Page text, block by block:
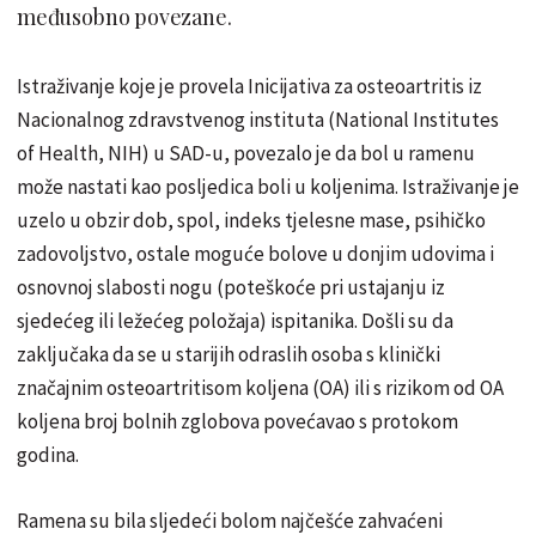
međusobno povezane.
Istraživanje koje je provela Inicijativa za osteoartritis iz
Nacionalnog zdravstvenog instituta (National Institutes
of Health, NIH) u SAD-u, povezalo je da bol u ramenu
može nastati kao posljedica boli u koljenima. Istraživanje je
uzelo u obzir dob, spol, indeks tjelesne mase, psihičko
zadovoljstvo, ostale moguće bolove u donjim udovima i
osnovnoj slabosti nogu (poteškoće pri ustajanju iz
sjedećeg ili ležećeg položaja) ispitanika. Došli su da
zaključaka da se u starijih odraslih osoba s klinički
značajnim osteoartritisom koljena (OA) ili s rizikom od OA
koljena broj bolnih zglobova povećavao s protokom
godina.
Ramena su bila sljedeći bolom najčešće zahvaćeni